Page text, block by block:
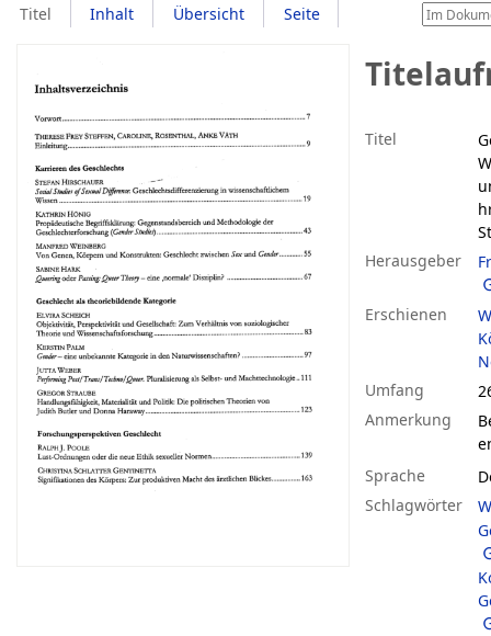
Titel Inhalt Übersicht Seite
Titel
Herausgeber
Erschienen
Umfang
Anmerkung
Sprache
Schlagwörter